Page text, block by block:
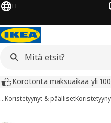
FI
Korotonta maksuaikaa yli
…Koristetyynyt & päälliset
kuvaa